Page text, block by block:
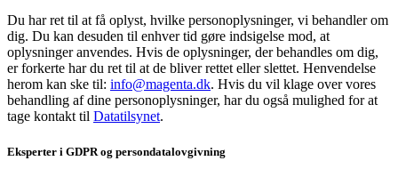
Du har ret til at få oplyst, hvilke personoplysninger, vi behandler om
dig. Du kan desuden til enhver tid gøre indsigelse mod, at
oplysninger anvendes. Hvis de oplysninger, der behandles om dig,
er forkerte har du ret til at de bliver rettet eller slettet. Henvendelse
herom kan ske til: info@magenta.dk. Hvis du vil klage over vores
behandling af dine personoplysninger, har du også mulighed for at
tage kontakt til Datatilsynet.
Eksperter i GDPR og persondatalovgivning